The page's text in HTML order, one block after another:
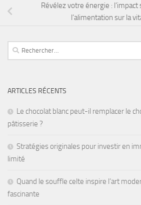
Révélez votre énergie :
l’alimentation sur la
ARTICLES RÉCENTS
Le chocolat blanc peut-il remplacer le
pâtisserie ?
Stratégies originales pour investir en
limité
Quand le souffle celte inspire l’art
fascinante